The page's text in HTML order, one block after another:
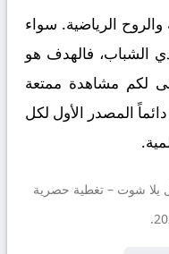
والروح الرياضية. سواء
الشباب، فالهدف هو
لكم مشاهدة ممتعة
المصدر الأول لكل
يلا شوت – تغطية حصرية